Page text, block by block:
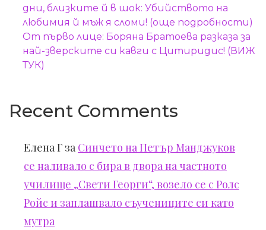
дни, близките й в шок: Убийството на
любимия й мъж я сломи! (още подробности)
От първо лице: Боряна Братоева разказа за
най-зверските си кавги с Цитиридис! (ВИЖ
ТУК)
Recent Comments
Елена Г за Синчето на Петър Манджуков
се наливало с бира в двора на частното
училище „Свети Георги“, возело се с Ролс
Ройс и заплашвало съучениците си като
мутра